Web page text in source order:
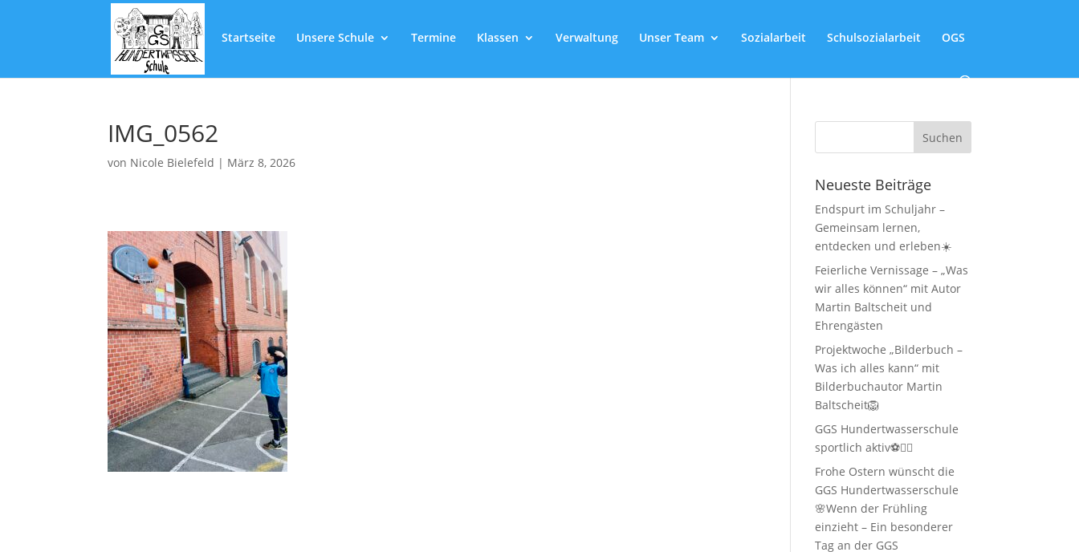
Startseite Unsere Schule Termine Klassen Verwaltung Unser Team Sozialarbeit Schulsozialarbeit OGS
IMG_0562
von Nicole Bielefeld | März 8, 2026
Neueste Beiträge
Endspurt im Schuljahr –
Gemeinsam lernen,
entdecken und erleben☀️
Feierliche Vernissage – „Was
wir alles können“ mit Autor
Martin Baltscheit und
Ehrengästen
Projektwoche „Bilderbuch –
Was ich alles kann“ mit
Bilderbuchautor Martin
Baltscheit🦁
GGS Hundertwasserschule
sportlich aktiv⚽🏃‍♂️
Frohe Ostern wünscht die
GGS Hundertwasserschule
🌸Wenn der Frühling
einzieht – Ein besonderer
Tag an der GGS